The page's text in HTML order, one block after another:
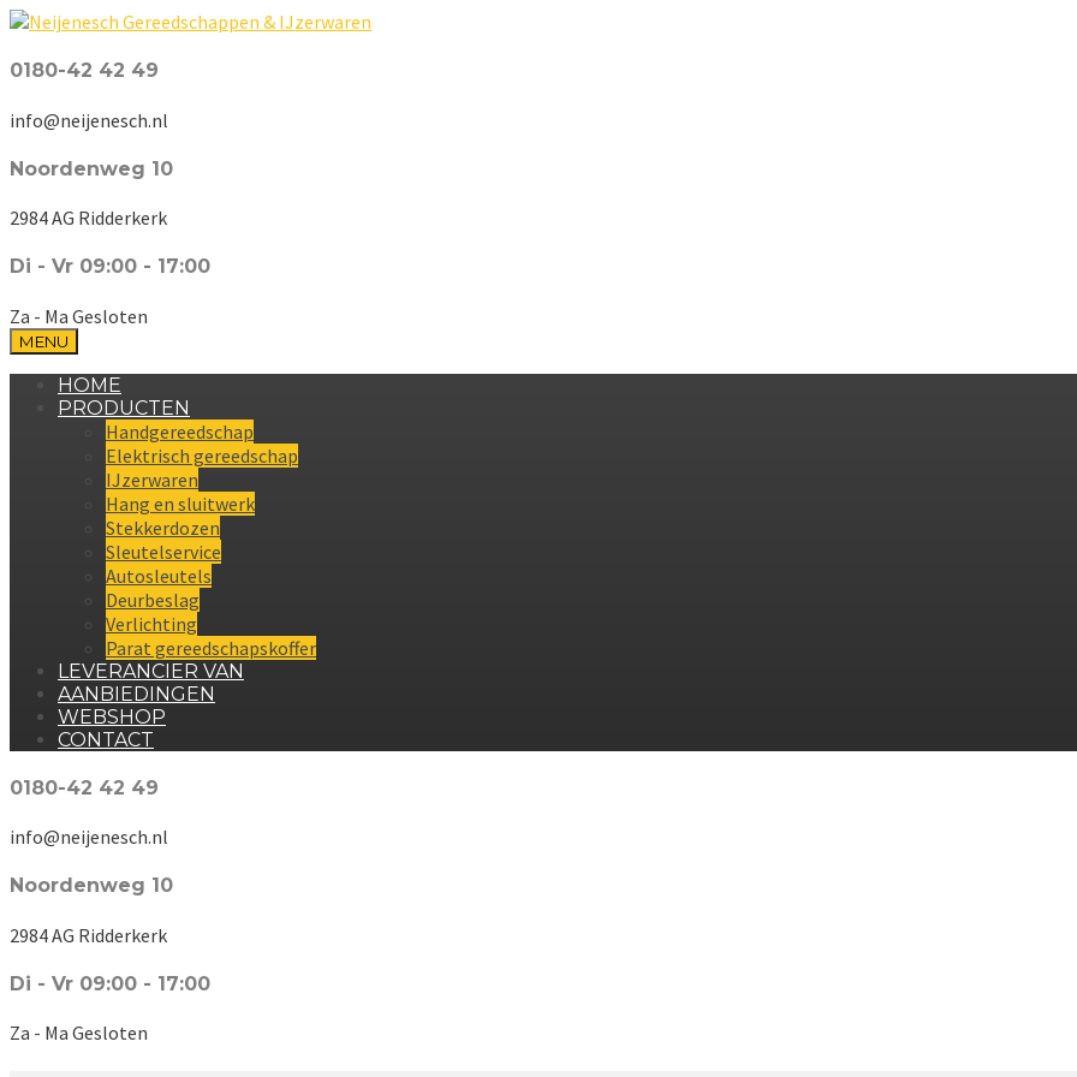
0180-42 42 49
info@neijenesch.nl
Noordenweg 10
2984 AG Ridderkerk
Di - Vr 09:00 - 17:00
Za - Ma Gesloten
MENU
HOME
PRODUCTEN
Handgereedschap
Elektrisch gereedschap
IJzerwaren
Hang en sluitwerk
Stekkerdozen
Sleutelservice
Autosleutels
Deurbeslag
Verlichting
Parat gereedschapskoffer
LEVERANCIER VAN
AANBIEDINGEN
WEBSHOP
CONTACT
0180-42 42 49
info@neijenesch.nl
Noordenweg 10
2984 AG Ridderkerk
Di - Vr 09:00 - 17:00
Za - Ma Gesloten